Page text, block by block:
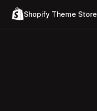
Shopify Theme Store